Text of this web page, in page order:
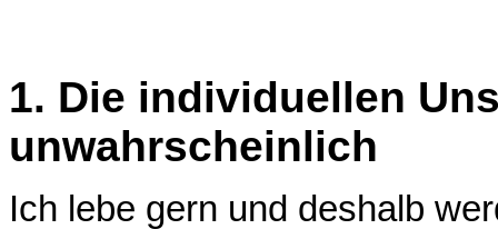
1. Die individuellen
unwahrscheinlich
Ich lebe gern und deshalb